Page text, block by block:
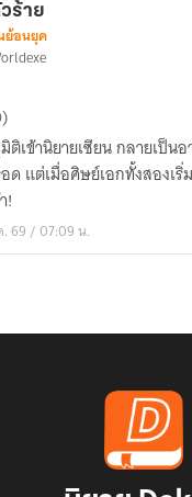
ร้าย
ย้อนยุค
เข้านิยายเซียน กลายเป็น
ด แต่เมื่อศิษย์เอกทั้งสองเ
!
69 / 07:09 น.